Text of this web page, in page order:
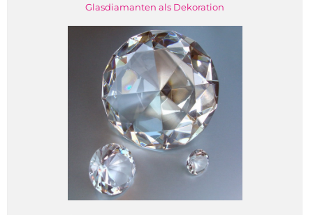
Glasdiamanten als Dekoration